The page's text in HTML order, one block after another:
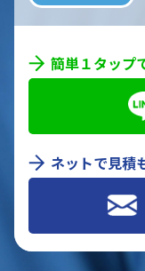
簡単１タップ
ネットで見積